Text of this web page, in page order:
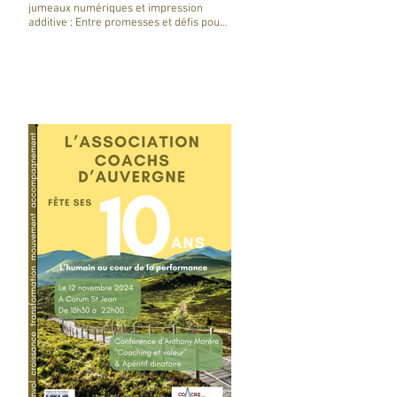
jumeaux numériques et impression
additive : Entre promesses et défis pour